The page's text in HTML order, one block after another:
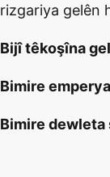
rizgariya gelên
Bijî têkoşîna
Bimire
Bimire